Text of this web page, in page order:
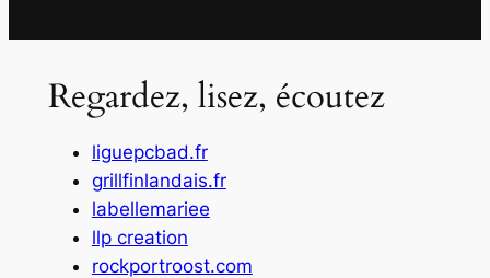
Regardez, lisez, écoutez
liguepcbad.fr
grillfinlandais.fr
labellemariee
llp creation
rockportroost.com